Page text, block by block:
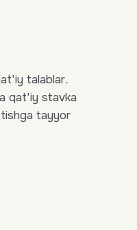
talablar.
qat'iy stavka
tayyor